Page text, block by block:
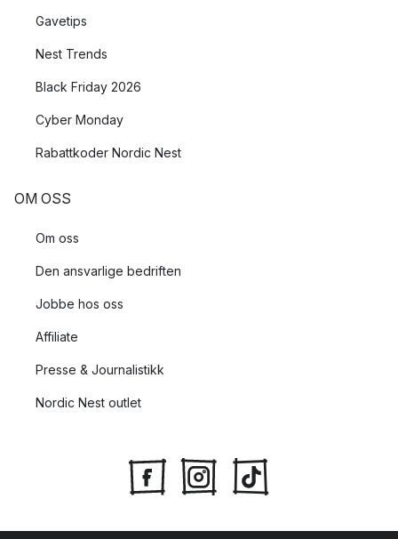
Gavetips
Nest Trends
Black Friday 2026
Cyber Monday
Rabattkoder Nordic Nest
OM OSS
Om oss
Den ansvarlige bedriften
Jobbe hos oss
Affiliate
Presse & Journalistikk
Nordic Nest outlet